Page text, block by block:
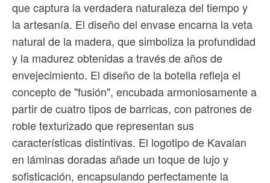
que captura la verdadera naturaleza del tiempo y
la artesanía. El diseño del envase encarna la veta
natural de la madera, que simboliza la profundidad
y la madurez obtenidas a través de años de
envejecimiento. El diseño de la botella refleja el
concepto de "fusión", encubada armoniosamente a
partir de cuatro tipos de barricas, con patrones de
roble texturizado que representan sus
características distintivas. El logotipo de Kavalan
en láminas doradas añade un toque de lujo y
sofisticación, encapsulando perfectamente la